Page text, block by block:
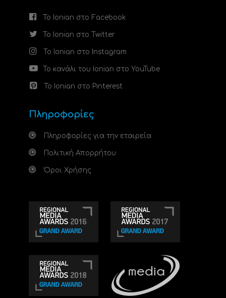
Το Ionian στο Facebook
Το Ionian στο Twitter
Το Ionian στο Instagram
Το κανάλι του Ionian στο YouTube
Το Ionian στο Pinterest
Πληροφορίες
Πληροφορίες για την εταιρεία
Πολιτική Απορρήτου
Όροι Χρήσης